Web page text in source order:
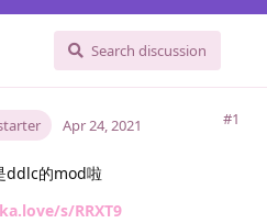
Search discussion
#1
Apr 24, 2021
ddlc的mod啦
s/RRXT9